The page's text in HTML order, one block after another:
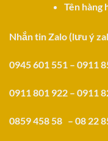
Tên hàng
Nhắn tin Zalo (lưu ý
0945 601 551 – 0911
0911 801 922 – 0911
0859 458 58 – 08 22